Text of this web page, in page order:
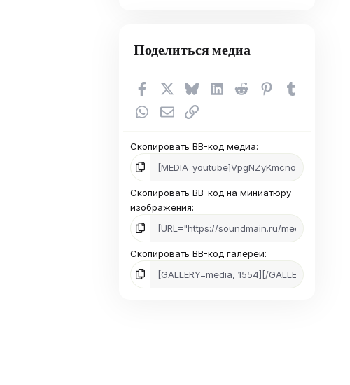
Поделиться медиа
FacebookX (Twitter)
BlueskyLinkedInReddit Pinterest
WhatsApp
Электронная почта
Ссылка
Скопировать BB-код медиа
Скопировать BB-код на миниатюру
изображения
Скопировать BB-код галереи